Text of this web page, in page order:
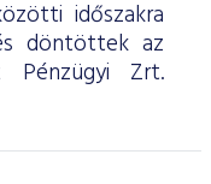
időszakra
döntöttek az
Pénzügyi Zrt.